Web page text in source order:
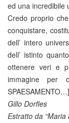
ed una incredibile
Credo proprio
conquistare,
dell’ intero
dell’ istinto
ottenere veri e
immagine per
SPAESAMENTO…]
Gillo Dorfles
Estratto da